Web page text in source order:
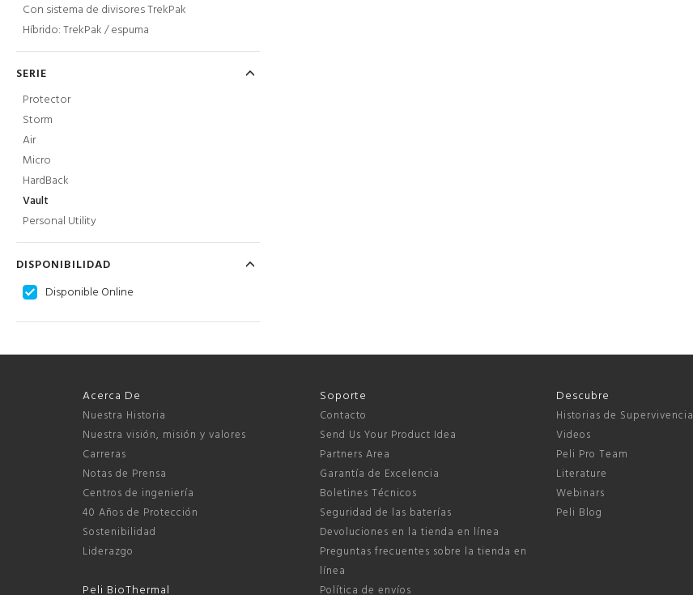
Con sistema de divisores TrekPak
Híbrido: TrekPak / espuma
SERIE
Protector
Storm
Air
Micro
HardBack
Vault
Personal Utility
DISPONIBILIDAD
Disponible Online
Acerca De
Nuestra Historia
Nuestra visión, misión y valores
Carreras
Notas de Prensa
Centros de ingeniería
40 Años de Protección
Sostenibilidad
Liderazgo
Peli BioThermal
Soporte
Contacto
Send Us Your Product Idea
Partners Area
Garantía de Excelencia
Boletines Técnicos
Seguridad de las baterías
Devoluciones en la tienda en línea
Preguntas frecuentes sobre la tienda en
línea
Política de envíos
Descubre
Historias de Supervivencia
Videos
Peli Pro Team
Literature
Webinars
Peli Blog